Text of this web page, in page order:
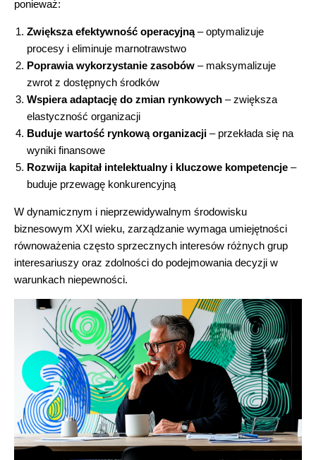
ponieważ:
Zwiększa efektywność operacyjną– optymalizuje
procesy i eliminuje marnotrawstwo
Poprawia wykorzystanie zasobów – maksymalizuje
zwrot z dostępnych środków
Wspiera adaptację do zmian rynkowych – zwiększa
elastyczność organizacji
Buduje wartość rynkową organizacji – przekłada się na
wyniki finansowe
Rozwija kapitał intelektualny i kluczowe kompetencje –
buduje przewagę konkurencyjną
W dynamicznym i nieprzewidywalnym środowisku
biznesowym XXI wieku, zarządzanie wymaga umiejętności
równoważenia często sprzecznych interesów różnych grup
interesariuszy oraz zdolności do podejmowania decyzji w
warunkach niepewności.